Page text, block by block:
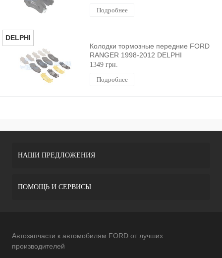
Подробнее
DELPHI
Колодки тормозные передние FORD
RANGER 1998-2012 DELPHI
1349 грн.
Подробнее
НАШИ ПРЕДЛОЖЕНИЯ
ПОМОЩЬ И СЕРВИСЫ
Автозапчасти к автомобилям FORD от лучших
производителей